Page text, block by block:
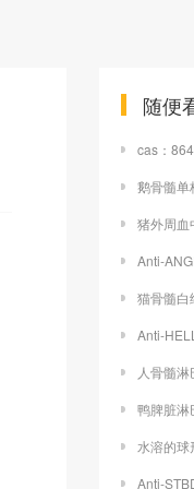
随便
cas：
鹅骨髓单
猪外周血
Anti-
猫骨髓白
Anti-
人骨髓
鸭脾脏淋
水溶的球
Anti-